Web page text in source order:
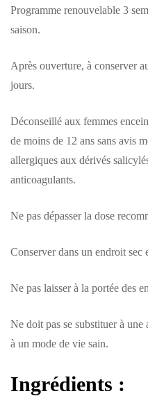
Programme renouvelable 3
saison.
Après ouverture, à conserver
jours.
Déconseillé aux femmes
de moins de 12 ans sans avis
allergiques aux dérivés
anticoagulants.
Ne pas dépasser la dose
Conserver dans un endroit sec
Ne pas laisser à la portée des
Ne doit pas se substituer à
à un mode de vie sain.
Ingrédients :